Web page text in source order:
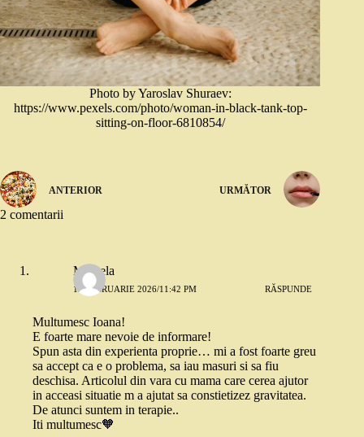
Photo by Yaroslav Shuraev:
https://www.pexels.com/photo/woman-in-black-tank-top-
sitting-on-floor-6810854/
ANTERIOR URMĂTOR
2 comentarii
Mihaela
12 FEBRUARIE 2026/11:42 PM RĂSPUNDE
Multumesc Ioana!
E foarte mare nevoie de informare!
Spun asta din experienta proprie… mi a fost foarte greu
sa accept ca e o problema, sa iau masuri si sa fiu
deschisa. Articolul din vara cu mama care cerea ajutor
in acceasi situatie m a ajutat sa constietizez gravitatea.
De atunci suntem in terapie..
Iti multumesc🧡